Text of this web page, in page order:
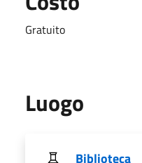
Gratuito
Luogo
Biblioteca